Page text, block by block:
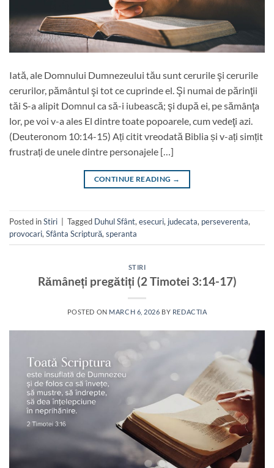
Iată, ale Domnului Dumnezeului tău sunt cerurile şi cerurile
cerurilor, pământul şi tot ce cuprinde el. Şi numai de părinţii
tăi S-a alipit Domnul ca să-i iubească; şi după ei, pe sămânţa
lor, pe voi v-a ales El dintre toate popoarele, cum vedeţi azi.
(Deuteronom 10:14-15) Ați citit vreodată Biblia și v-ați simțit
frustrați de unele dintre personajele […]
CONTINUE READING →
Posted inStiri | Tagged Duhul Sfânt, esecuri, judecata, perseverenta,
provocari, Sfânta Scriptură, speranta
STIRI
Rămâneți pregătiți (2 Timotei 3:14-17)
POSTED ON MARCH 6, 2026 BY REDACTIA